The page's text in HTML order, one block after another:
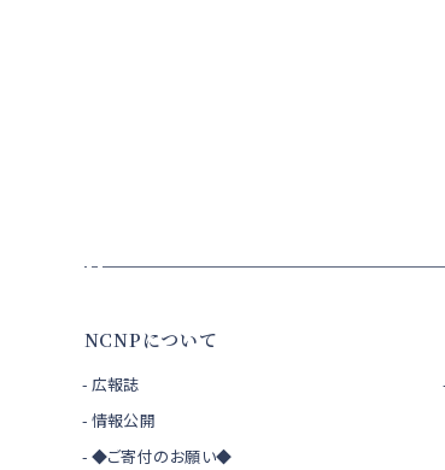
NCNPについて
広報誌
情報公開
◆ご寄付のお願い◆